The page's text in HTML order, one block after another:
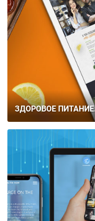
ЗДОРОВОЕ
ГЛАВНАЯ